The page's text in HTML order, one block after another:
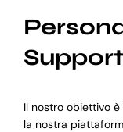
Il nostro obiettivo
la nostra